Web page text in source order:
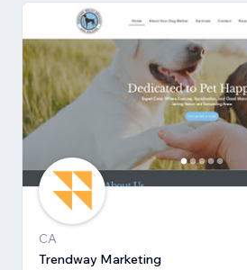
CA
Trendway Marketing